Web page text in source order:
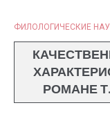
ФИЛОЛОГИЧЕСКИЕ
РОМАНЕ